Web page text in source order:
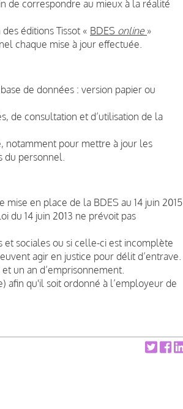
de correspondre au mieux à la réalité
éditions Tissot « BDES online »
chaque mise à jour effectuée.
de données : version papier ou
de consultation et d’utilisation de la
notamment pour mettre à jour les
personnel.
en place de la BDES au 14 juin 2015
du 14 juin 2013 ne prévoit pas
et sociales ou si celle-ci est incomplète
agir en justice pour délit d’entrave.
un an d’emprisonnement.
afin qu'il soit ordonné à l’employeur de